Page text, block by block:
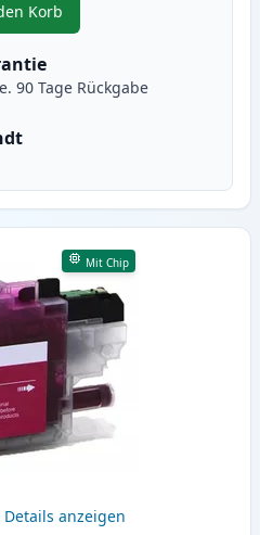
um anzupassen
Korb
, Brother LC3219C cyan XXL
90 Tage Rückgabe
Mit Chip
anzeigen